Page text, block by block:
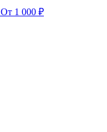
От 1 000 ₽